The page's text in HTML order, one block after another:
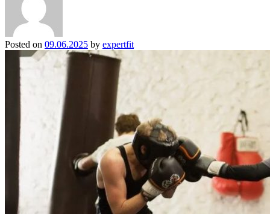
Posted on 09.06.2025 by expertfit